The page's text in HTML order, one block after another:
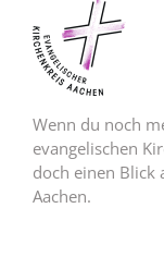
Wenn du noch
evangelischen
doch einen Blick
Aachen.